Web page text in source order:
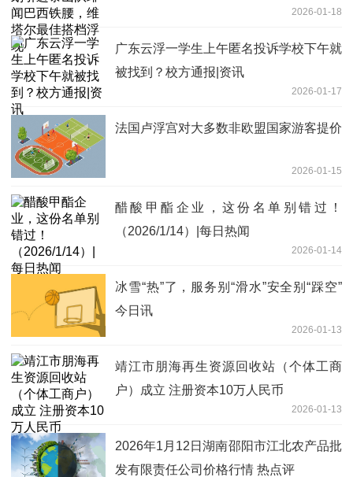
2026-01-18
广东云浮一学生上午匿名投诉学校下午就
被找到？校方通报|资讯
2026-01-17
法国卢浮宫对大多数非欧盟国家游客提价
2026-01-15
醋酸甲酯企业，这份名单别错过！
（2026/1/14）|每日热闻
2026-01-14
冰雪“热”了，服务别“滑水”安全别“踩空”
今日讯
2026-01-13
靖江市朋海再生资源回收站（个体工商
户）成立 注册资本10万人民币
2026-01-13
2026年1月12日湖南邵阳市江北农产品批
发有限责任公司价格行情 热点评